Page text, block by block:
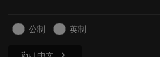
บทความ
สำหรับสื่อมวลชน
公制 英制